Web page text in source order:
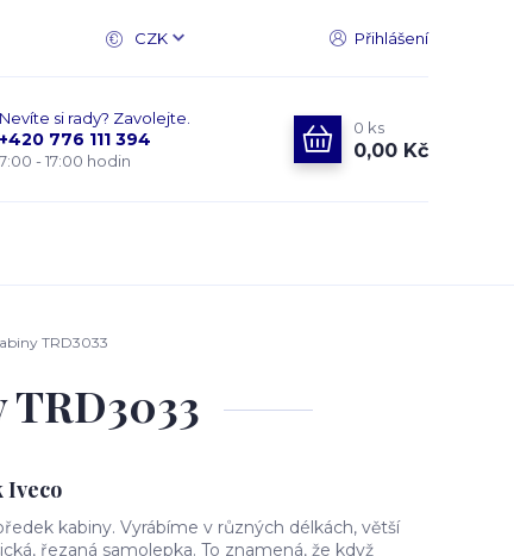
CZK Přihlášení
Nevíte si rady? Zavolejte.
+420 776 111 394
7:00 - 17:00 hodin
0 ks
0,00 Kč
TRD3033
Iveco
kabiny. Vyrábíme v různých délkách, větší
řezaná samolepka. To znamená, že když